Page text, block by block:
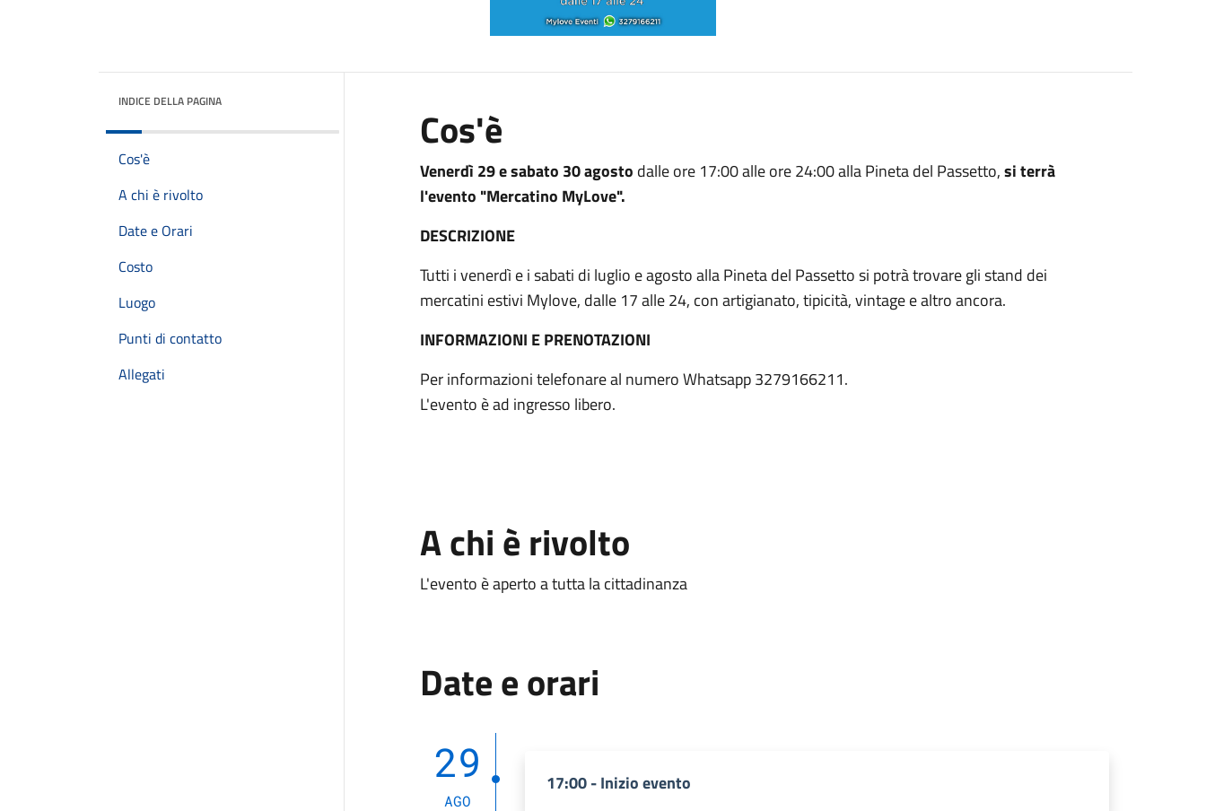
INDICE DELLA PAGINA
Cos'è
A chi è rivolto
Date e Orari
Costo
Luogo
Punti di contatto
Allegati
Cos'è
Venerdì 29 e sabato 30 agosto dalle ore 17:00 alle ore 24:00 alla Pineta del Passetto,si terrà
l'evento "Mercatino MyLove".
DESCRIZIONE
Tutti i venerdì e i sabati di luglio e agosto alla Pineta del Passetto si potrà trovare gli stand dei
mercatini estivi Mylove, dalle 17 alle 24, con artigianato, tipicità, vintage e altro ancora.
INFORMAZIONI E PRENOTAZIONI
Per informazioni telefonare al numero Whatsapp 3279166211.
L'evento è ad ingresso libero.
A chi è rivolto
L'evento è aperto a tutta la cittadinanza
Date e orari
29
AGO
17:00 - Inizio evento